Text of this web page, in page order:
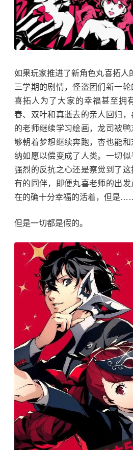
如果玩家推进了新角色丸喜拓人
三学期的剧情，怪盗团们新一
喜拓人为了大家的幸福甚至拥
春、双叶和真逝去的亲人回归
的老师继续学习绘画，龙司被
够朝着梦想继续奔跑，杏也能
纳如愿以偿变成了人类。一切
强烈的反抗之心还是察觉到了
有的同伴，即便丸喜老师的出
在的确十分幸福的活着，但是
但是一切都是假的。